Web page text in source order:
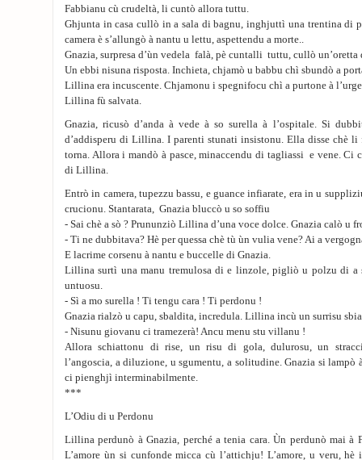
Fabbianu cù crudeltà, li cuntò allora tuttu.
Ghjunta in casa cullò in a sala di bagnu, inghjuttì una trentina di
camera è s’allungò à nantu u lettu, aspettendu a morte..
Gnazia, surpresa d’ùn vedela falà, pè cuntalli tuttu, cullò un’oretta
Un ebbi nisuna risposta. Inchieta, chjamò u babbu chì sbundò a
Lillina era incuscente. Chjamonu i spegnifocu chì a purtone à
Lillina fù salvata.
Gnazia, ricusò d’anda à vede à so surella à l’ospitale. Si
d’addisperu di Lillina. I parenti stunati insistonu. Ella disse chè li
torna. Allora i mandò à pasce, minaccendu di tagliassi e vene. Ci
di Lillina.
Entrò in camera, tupezzu bassu, e guance infiarate, era in u
crucionu. Stantarata, Gnazia bluccò u so soffiu
- Sai chè a sò ? Prununziò Lillina d’una voce dolce. Gnazia calò u
- Ti ne dubbitava? Hè per quessa chè tù ùn vulia vene? Ai a
E lacrime corsenu à nantu e buccelle di Gnazia.
Lillina surtì una manu tremulosa di e linzole, pigliò u polzu di a
untuosu.
- Sì a mo surella ! Ti tengu cara ! Ti perdonu !
Gnazia rialzò u capu, sbaldita, incredula. Lillina incù un surrisu
- Nisunu giovanu ci tramezerà! Ancu menu stu villanu !
Allora schiattonu di rise, un risu di gola, dulurosu, un
l’angoscia, a diluzione, u sgumentu, a solitudine. Gnazia si lampò
ci pienghjì interminabilmente.
***
L’Odiu di u Perdonu
Lillina perdunò à Gnazia, perché a tenia cara. Ùn perdunò mai à
L’amore ùn si cunfonde micca cù l’attichju! L’amore, u veru, hè